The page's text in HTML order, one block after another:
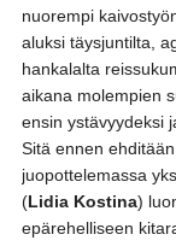
nuorempi
aluksi täysjuntilta,
hankalalta
aikana molempien
ensin ystävyydeksi
Sitä ennen
juopottelemassa
(Lidia Kostina)
epärehelliseen